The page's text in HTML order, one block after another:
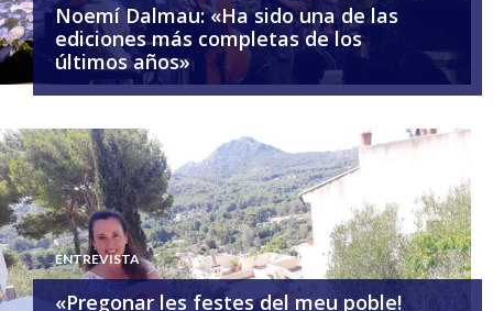
Noemí Dalmau: «Ha sido una de las
ediciones más completas de los
últimos años»
ENTREVISTA
«Pregonar les festes del meu poble!